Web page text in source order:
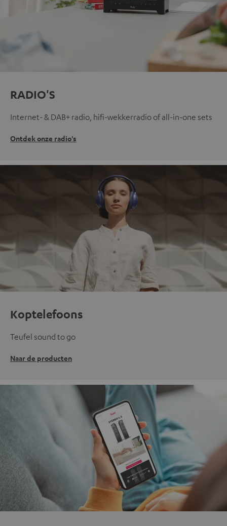
RADIO'S
Internet- & DAB+ radio, hifi-wekkerradio of all-in-one sets
Ontdek onze radio's
Koptelefoons
Teufel sound to go
Naar de producten